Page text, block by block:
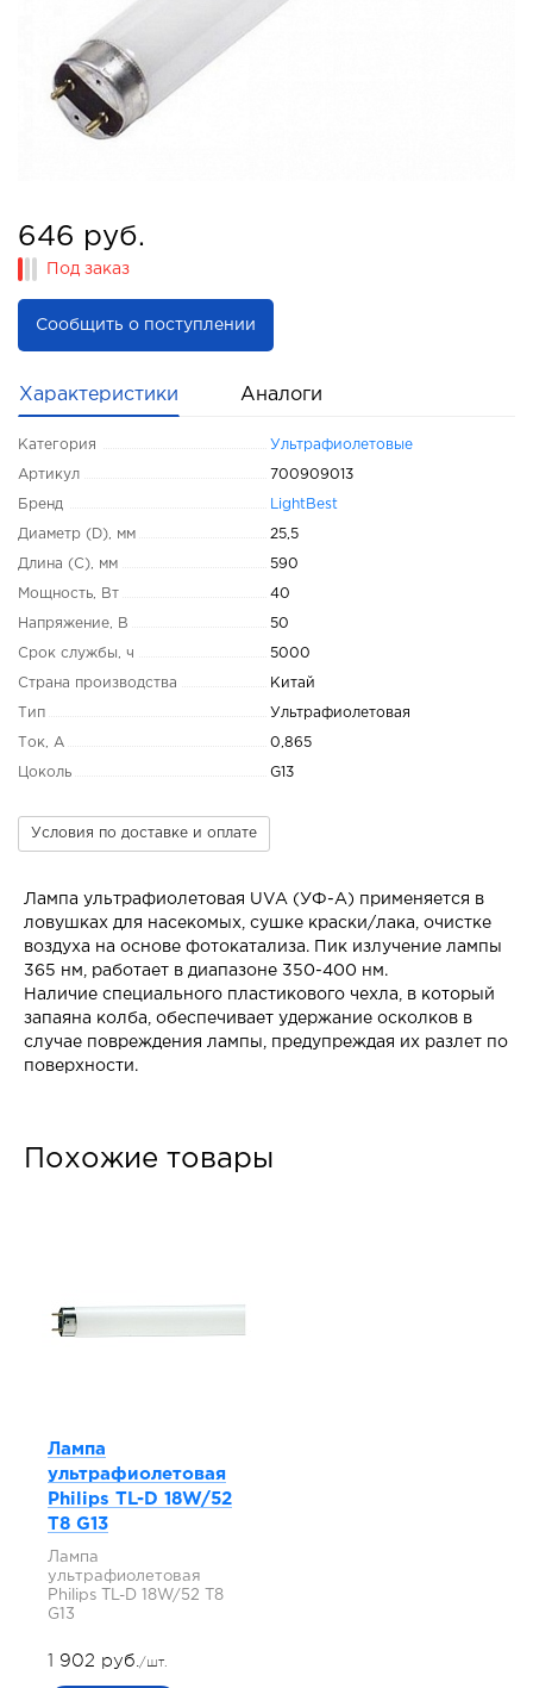
646 руб.
Под заказ
Сообщить о поступлении
Характеристики Аналоги
Категория Ультрафиолетовые
Артикул 700909013
Бренд LightBest
Диаметр (D), мм 25,5
Длина (C), мм 590
Мощность, Вт 40
Напряжение, В 50
Срок службы, ч 5000
Страна производства Китай
Тип Ультрафиолетовая
Ток, А 0,865
Цоколь G13
Условия по доставке и оплате
Лампа ультрафиолетовая UVA (УФ-А) применяется в
ловушках для насекомых, сушке краски/лака, очистке
воздуха на основе фотокатализа. Пик излучение лампы
365 нм, работает в диапазоне 350-400 нм.
Наличие специального пластикового чехла, в который
запаяна колба, обеспечивает удержание осколков в
случае повреждения лампы, предупреждая их разлет по
поверхности.
Похожие товары
Лампа
ультрафиолетовая
Philips TL-D 18W/52
T8 G13
Лампа
ультрафиолетовая
Philips TL-D 18W/52 T8
G13
1 902 руб./шт.